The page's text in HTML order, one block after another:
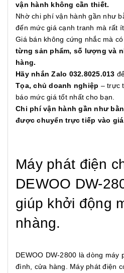
vận hành không cần thiết.
Nhờ chi phí vận hành gần như
đến mức giá cạnh tranh mà rất
Giá bán không cứng nhắc mà
từng sản phẩm, số lượng và
hàng.
Hãy nhắn Zalo 032.8025.013
Tọa, chủ doanh nghiệp – trực
báo mức giá tốt nhất cho bạn.
Chi phí vận hành gần như
được chuyển trực tiếp vào
Máy phát điện
DEWOO DW-
giúp khởi động
nhàng.
DEWOO DW-2800 là dòng máy
đình, cửa hàng. Máy phát điện